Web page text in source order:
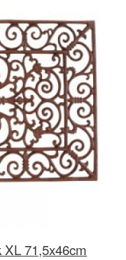
71,5x46cm